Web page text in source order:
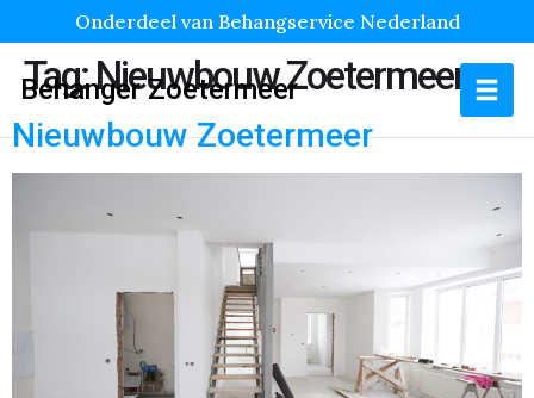
Onderdeel van Behangservice Nederland
Behanger Zoetermeer
Tag:Nieuwbouw Zoetermeer
Nieuwbouw Zoetermeer